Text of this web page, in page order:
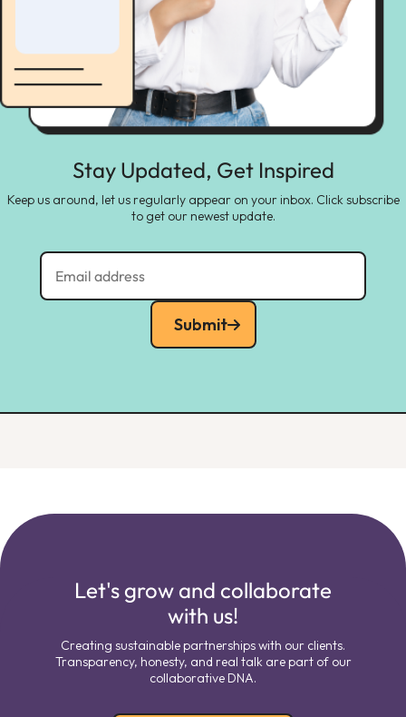
Stay Updated, Get Inspired
Keep us around, let us regularly appear on your inbox. Click subscribe
to get our newest update.
Submit
Let's grow and collaborate
with us!
Creating sustainable partnerships with our clients.
Transparency, honesty, and real talk are part of our
collaborative DNA.